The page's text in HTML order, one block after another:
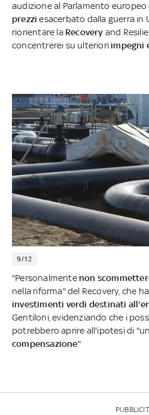
audizione al Parlamento europeo
prezzi esacerbato dalla guerra in
riorientare la Recovery and
concentrerei su ulteriori impegni
9/12
"Personalmente non
nella riforma" del Recovery, che
investimenti verdi destinati
Gentiloni, evidenziando che i
potrebbero aprire all'ipotesi di "un
compensazione"